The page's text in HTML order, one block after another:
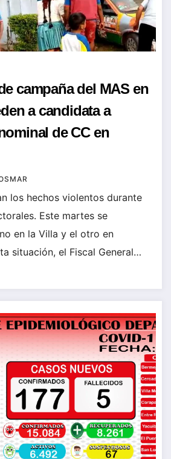
campaña del MAS en
a candidata a
de CC en
los hechos violentos durante
Este martes se
en la Villa y el otro en
situación, el Fiscal General…